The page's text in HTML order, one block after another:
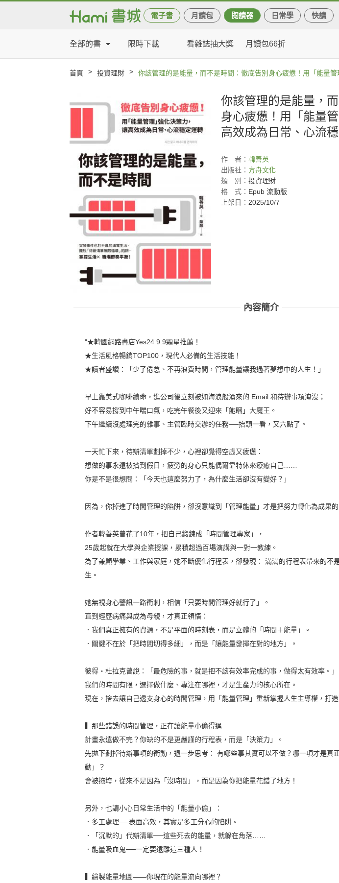
電子書 月讀包 閱讀器 日常學 快讀
全部的書 限時下載 看雜誌抽大獎 月讀包66折
首頁 > 投資理財 > 你該管理的是能量，而不是時間：徹底告別身心疲憊！用「能量
你該管理的是能量，
身心疲憊！用「能量
高效成為日常、心流
作 者： 韓善英
出版社： 方舟文化
類
別： 投資理財
格
式： Epub 流動版
上架日： 2025/10/7
內容簡介
"★韓國網路書店Yes24 9.9顆星推薦！
★生活風格暢銷TOP100，現代人必備的生活技能！
★讀者盛讚：「少了倦怠、不再浪費時間，管理能量讓我過著夢想中的人生！」
早上靠美式咖啡續命，進公司後立刻被如海浪般湧來的 Email 和待辦事項淹沒；
好不容易撐到中午喘口氣，吃完午餐後又迎來「飽睏」大魔王。
下午繼續沒處理完的雜事、主管臨時交辦的任務──抬頭一看，又六點了。
一天忙下來，待辦清單劃掉不少，心裡卻覺得空虛又疲憊：
想做的事永遠被擠到假日，疲勞的身心只能偶爾靠特休來療癒自己……
你是不是很想問：「今天也這麼努力了，為什麼生活卻沒有變好？」
因為，你掉進了時間管理的陷阱，卻沒意識到「管理能量」才是把努力轉化為成果的
作者韓善英曾花了10年，把自己鍛鍊成「時間管理專家」，
25歲起就在大學與企業授課，累積超過百場演講與一對一教練。
為了兼顧學業、工作與家庭，她不斷優化行程表，卻發現： 滿滿的行程表帶來的不
生。
她無視身心警訊一路衝刺，相信「只要時間管理好就行了」。
直到經歷病痛與成為母親，才真正領悟：
．我們真正擁有的資源，不是平面的時刻表，而是立體的「時間＋能量」。
．關鍵不在於「把時間切得多細」，而是「讓能量發揮在對的地方」。
彼得・杜拉克曾說：「最危險的事，就是把不該有效率完成的事，做得太有效率。」
我們的時間有限，選擇做什麼、專注在哪裡，才是生產力的核心所在。
現在，捨去讓自己透支身心的時間管理，用「能量管理」重新掌握人生主導權，打
▍那些錯誤的時間管理，正在讓能量小偷得逞
計畫永遠做不完？你缺的不是更嚴謹的行程表，而是「決策力」。
先拋下劃掉待辦事項的衝動，退一步思考： 有哪些事其實可以不做？哪一項才是真
動」？
會被拖垮，從來不是因為「沒時間」，而是因為你把能量花錯了地方！
另外，也請小心日常生活中的「能量小偷」：
．多工處理──表面高效，其實是多工分心的陷阱。
．「沉默的」代辦清單──這些死去的能量，就躲在角落……
．能量吸血鬼──一定要遠離這三種人！
▍繪製能量地圖――你現在的能量流向哪裡？